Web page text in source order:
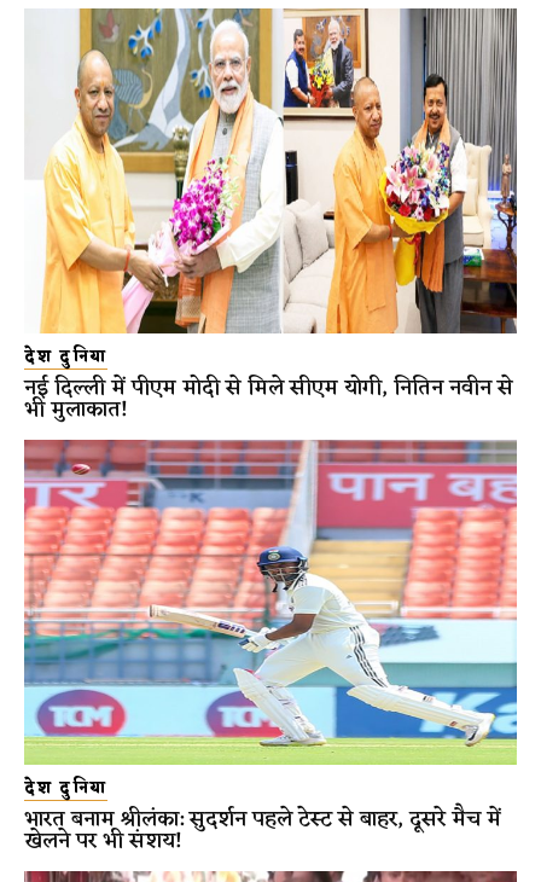
देश दुनिया
नई दिल्ली में पीएम मोदी से मिले सीएम योगी, नितिन नवीन से
भी मुलाकात!
देश दुनिया
भारत बनाम श्रीलंका: सुदर्शन पहले टेस्ट से बाहर, दूसरे मैच में
खेलने पर भी संशय!